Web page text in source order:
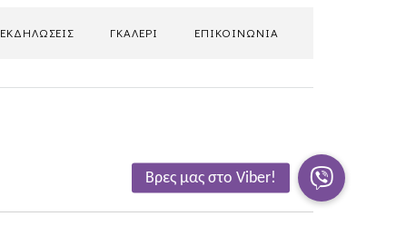
ΕΚΔΗΛΩΣΕΙΣ ΓΚΑΛΕΡΙ ΕΠΙΚΟΙΝΩΝΙΑ